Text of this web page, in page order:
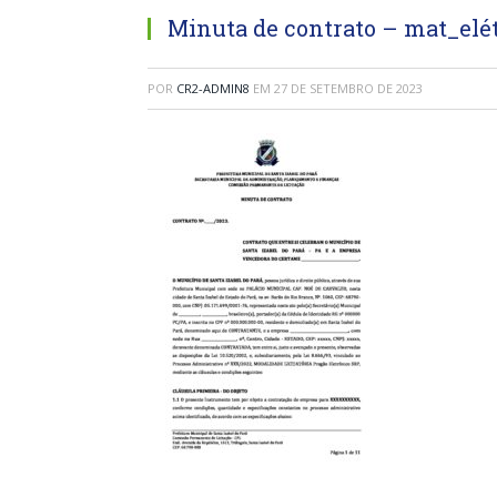
Minuta de contrato –
POR CR2-ADMIN8 EM 27 DE SETEMBRO DE 2023